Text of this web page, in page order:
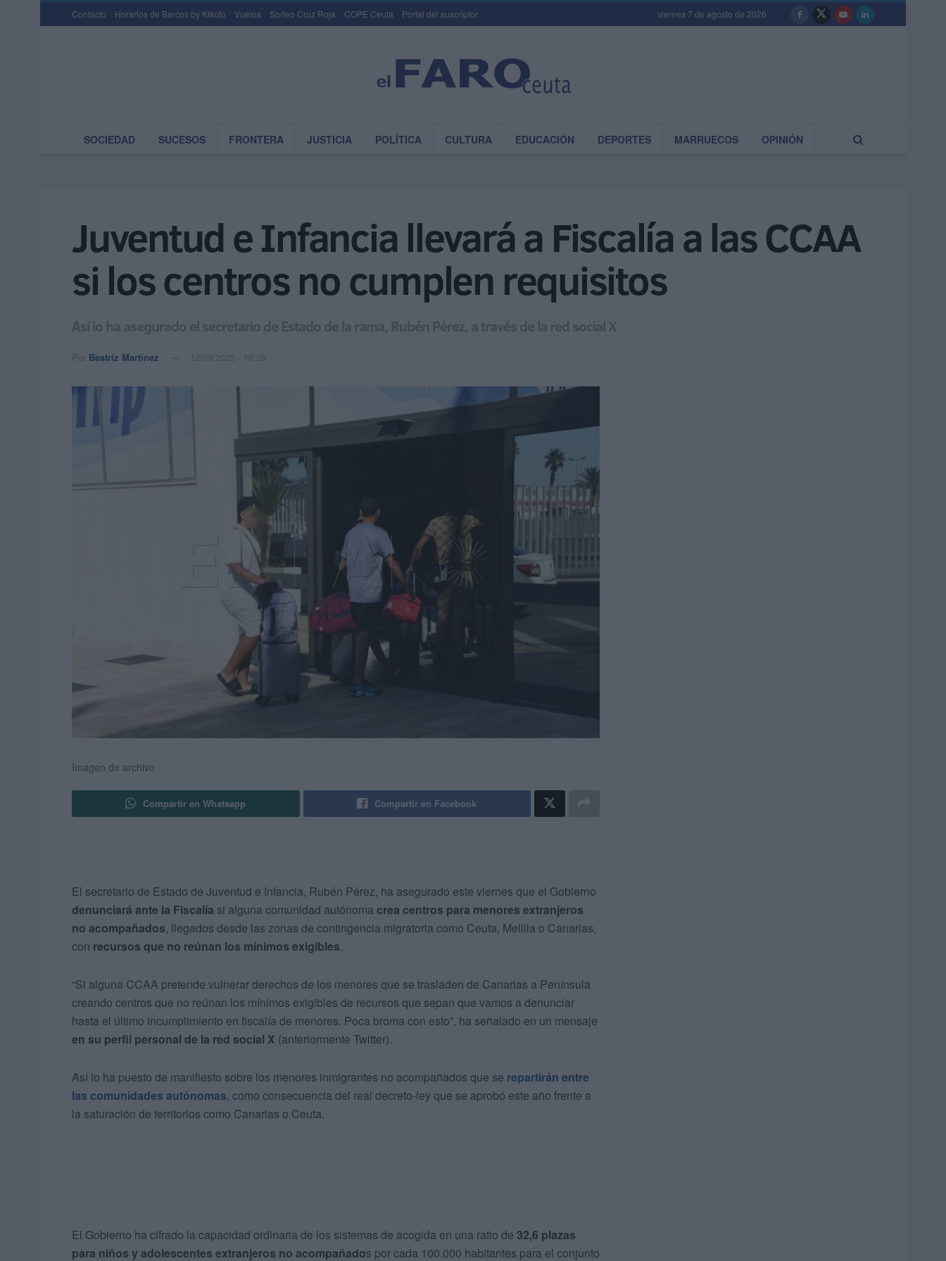
Contacto Horarios de Barcos by Kikoto Vuelos Sorteo Cruz Roja COPE Ceuta Portal del suscriptor viernes 7 de agosto de 2026
SOCIEDAD SUCESOS FRONTERA JUSTICIA POLÍTICA CULTURA EDUCACIÓN DEPORTES MARRUECOS OPINIÓN
Juventud e Infancia llevará a Fiscalía a las CCAA
si los centros no cumplen requisitos
Así lo ha asegurado el secretario de Estado de la rama, Rubén Pérez, a través de la red social X
Por Beatriz Martínez 12/09/2025 - 18:38
Imagen de archivo
Compartir en Whatsapp Compartir en Facebook
El secretario de Estado de Juventud e Infancia, Rubén Pérez, ha asegurado este viernes que el Gobierno
denunciará ante la Fiscalía si alguna comunidad autónoma crea centros para menores extranjeros
no acompañados, llegados desde las zonas de contingencia migratoria como Ceuta, Melilla o Canarias,
con recursos que no reúnan los mínimos exigibles.
“Si alguna CCAA pretende vulnerar derechos de los menores que se trasladen de Canarias a Península
creando centros que no reúnan los mínimos exigibles de recursos que sepan que vamos a denunciar
hasta el último incumplimiento en fiscalía de menores. Poca broma con esto”, ha señalado en un mensaje
en su perfil personal de la red social X (anteriormente Twitter).
Así lo ha puesto de manifiesto sobre los menores inmigrantes no acompañados que se repartirán entre
las comunidades autónomas, como consecuencia del real decreto-ley que se aprobó este año frente a
la saturación de territorios como Canarias o Ceuta.
El Gobierno ha cifrado la capacidad ordinaria de los sistemas de acogida en una ratio de 32,6 plazas
para niños y adolescentes extranjeros no acompañados por cada 100.000 habitantes para el conjunto